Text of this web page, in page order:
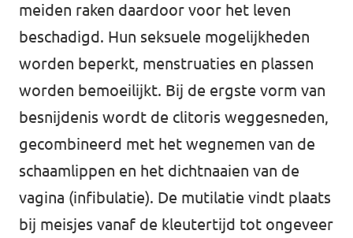
Volt There - Buitenlandstichting Volt
Charge - Wetenschappelijk Platform Volt
meiden raken daardoor voor het leven
beschadigd. Hun seksuele mogelijkheden
worden beperkt, menstruaties en plassen
worden bemoeilijkt. Bij de ergste vorm van
besnijdenis wordt de clitoris weggesneden,
gecombineerd met het wegnemen van de
schaamlippen en het dichtnaaien van de
vagina (infibulatie). De mutilatie vindt plaats
bij meisjes vanaf de kleutertijd tot ongeveer